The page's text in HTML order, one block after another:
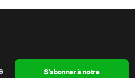
S'abonner à notre